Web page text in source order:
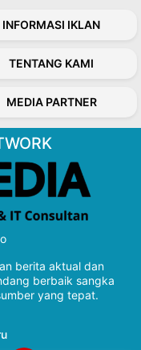
INFORMASI IKLAN
TENTANG KAMI
MEDIA PARTNER
berita aktual dan
berbaik sangka
yang tepat.